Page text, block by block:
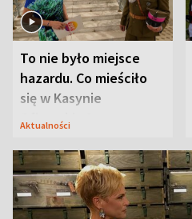
To nie było miejsce
hazardu. Co mieściło
się w Kasynie
Oficerskim?
Aktualności